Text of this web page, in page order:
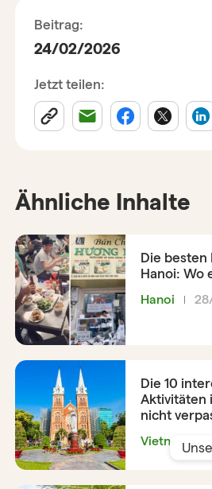
Beitrag:
24/02/2026
Jetzt teilen:
Ähnliche Inhalte
Die besten
Hanoi: Wo
Hanoi
Die 10
Aktivitäten
nicht
Vietnam